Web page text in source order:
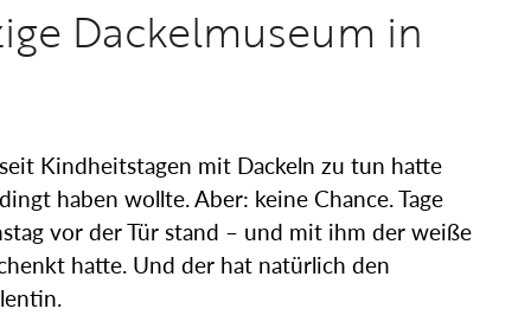
Dackelmuseum in
Kindheitstagen mit Dackeln zu tun hatte
haben wollte. Aber: keine Chance. Tage
vor der Tür stand – und mit ihm der weiße
hatte. Und der hat natürlich den